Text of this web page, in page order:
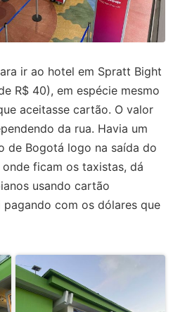
ir ao hotel em Spratt Bight
R$ 40), em espécie mesmo
aceitasse cartão. O valor
da rua. Havia um
de Bogotá logo na saída do
ficam os taxistas, dá
usando cartão
pagando com os dólares que